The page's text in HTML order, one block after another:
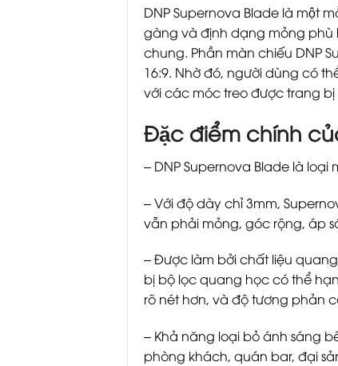
DNP Supernova Blade là một
gàng và định dạng mỏng phù
chung. Phần màn chiếu DNP
16:9. Nhờ đó, người dùng có
với các móc treo được trang bị
Đặc điểm chính
– DNP Supernova Blade là
– Với độ dày chỉ 3mm,
vẫn phải mỏng, góc rộng, áp
– Được làm bởi chất liệu
bị bộ lọc quang học có thể
rõ nét hơn, và độ tương phản
– Khả năng loại bỏ ánh sáng
phòng khách, quán bar, đại